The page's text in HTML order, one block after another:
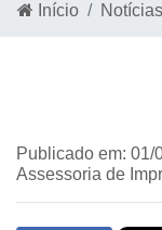
Início Notícias
Publicado em: 01/
Assessoria de